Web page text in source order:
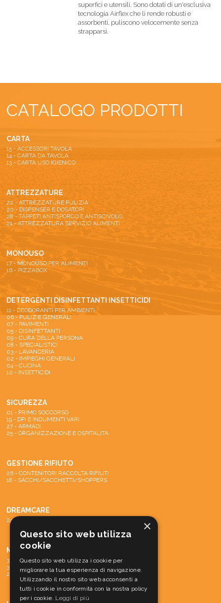
superfici e utensili. Sono dotati di un'esclusiva
tecnologia Airflex che li rende robusti e
assorbenti, puliscono velocemente senza
strapparsi.
CATALOGO PRODOTTI
CARTA
15 - ACCESSORI TAVOLA
14 - CARTA DA TAVOLA
13 - CARTA USO IGIENICO
ATTREZZATURE
22 - ATTREZZATURE PULIZIA
20 - DISPENSER E DOSATORI
28 - TAPPETI ANTISPORCO E ANTISCIVOLO
21 - ATTREZZATURA SERVIZIO ALIMENTI
MONOUSO
17 - MONOUSO PER ALIMENTI
16 - PIZZABOX
DETERGENTI DISINFETTANTI INSETTICIDI
11 - DEODORANTI PER AMBIENTI
06 - PULIZIE GENERALI
07 - PAVIMENTI
05 - DISINFETTANTI
09 - CURA DELLA PERSONA
08 - SPECIALISTICI
03 - LAVANDERIA
02 - IMPIEGHI GENERALI
04 - CUCINA
10 - INSETTICIDI
SICUREZZA
01 - PRIMO SOCCORSO
19 - DPI E INDUMENTI VARI
27 - ARMADI
25 - ORGANIZZAZIONE E OSPITALITA
GESTIONE RIFIUTO
26 - CONTENITORI RACCOLTA RIFIUTI
18 - SACCHI/SACCHETTI/SHOPPERS
DREAMCARE
24 - SISTEMA DREAMCARE
MACCHINE
31 - PARTI DI RICAMBIO E ACCESSORI
30 - MATERIALE CONS. MACCH.
29 - MACCHINE
×
Questo sito web utilizza
cookie
Questo sito web utilizza i cookie per
migliorare la tua esperienza di navigazione.
Utilizzando il nostro sito web acconsenti a
tutti i cookie in conformità con la nostra policy
per i cookie. Leggi di più